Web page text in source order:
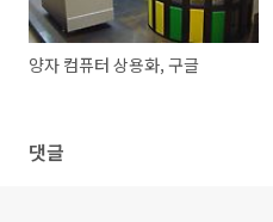
양자 컴퓨터 상용화, 구글
댓글